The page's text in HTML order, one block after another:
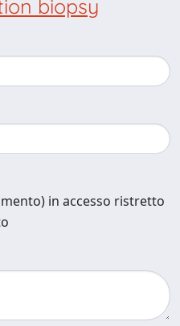
biopsy
in accesso ristretto